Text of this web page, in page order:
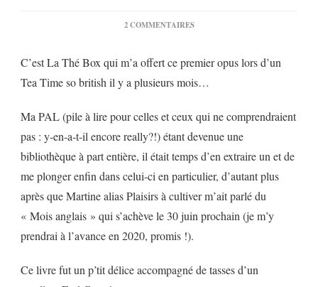
2 COMMENTAIRESSUR
AVEC
CRIME »
JULIA
CHAPMAN…
C’est La Thé Box qui m’a offert ce premier opus lors d’un
Tea Time so british il y a plusieurs mois…
Ma PAL (pile à lire pour celles et ceux qui ne comprendraient
pas : y-en-a-t-il encore really?!) étant devenue une
bibliothèque à part entière, il était temps d’en extraire un et de
me plonger enfin dans celui-ci en particulier, d’autant plus
après que Martine alias Plaisirs à cultiver m’ait parlé du
« Mois anglais » qui s’achève le 30 juin prochain (je m’y
prendrai à l’avance en 2020, promis !).
Ce livre fut un p’tit délice accompagné de tasses d’un